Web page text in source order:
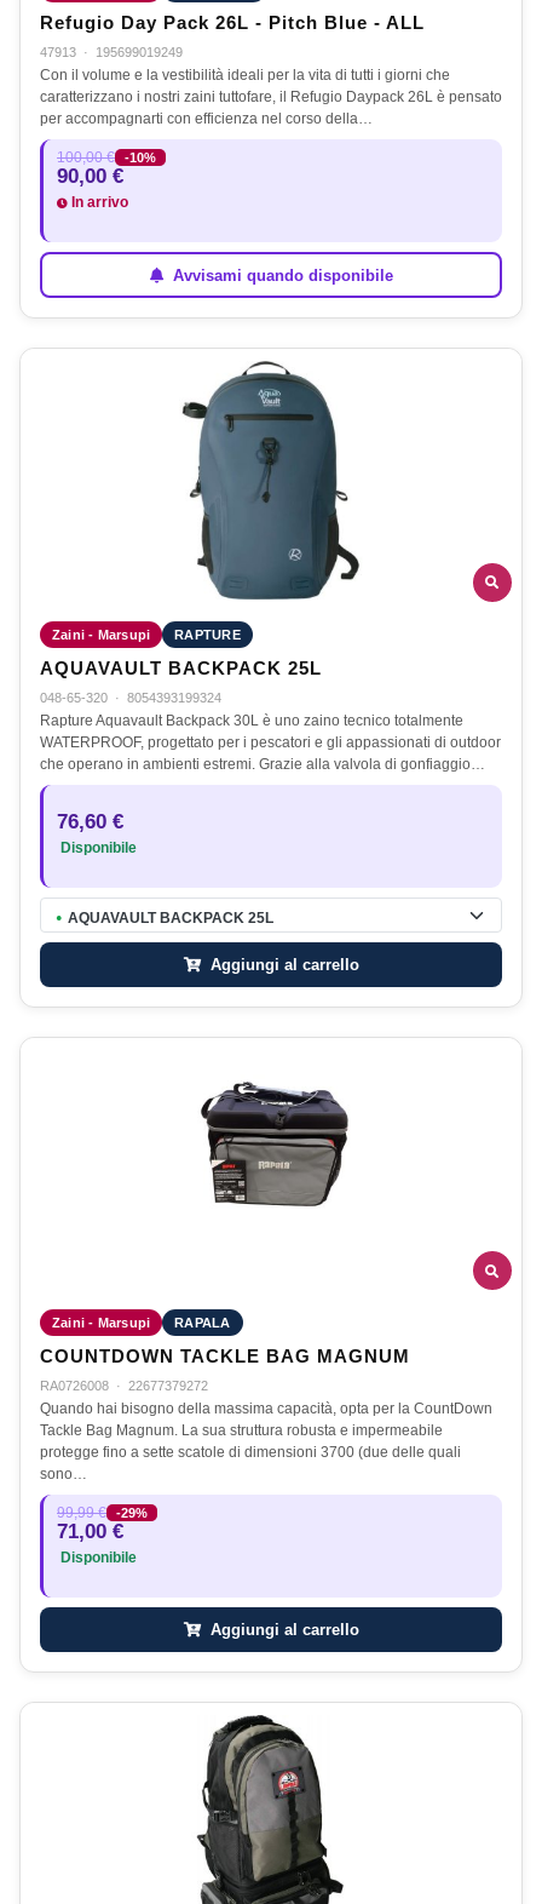
Refugio Day Pack 26L - Pitch Blue - ALL
47913 · 195699019249
Con il volume e la vestibilità ideali per la vita di tutti i giorni che
caratterizzano i nostri zaini tuttofare, il Refugio Daypack 26L è pensato
per accompagnarti con efficienza nel corso della…
100,00 € -10%
90,00 €
In arrivo
Avvisami quando disponibile
Zaini - Marsupi RAPTURE
AQUAVAULT BACKPACK 25L
048-65-320 · 8054393199324
Rapture Aquavault Backpack 30L è uno zaino tecnico totalmente
WATERPROOF, progettato per i pescatori e gli appassionati di outdoor
che operano in ambienti estremi. Grazie alla valvola di gonfiaggio…
76,60 €
Disponibile
● AQUAVAULT BACKPACK 25L
Aggiungi al carrello
Zaini - Marsupi RAPALA
COUNTDOWN TACKLE BAG MAGNUM
RA0726008 · 22677379272
Quando hai bisogno della massima capacità, opta per la CountDown
Tackle Bag Magnum. La sua struttura robusta e impermeabile
protegge fino a sette scatole di dimensioni 3700 (due delle quali
sono…
99,99 € -29%
71,00 €
Disponibile
Aggiungi al carrello